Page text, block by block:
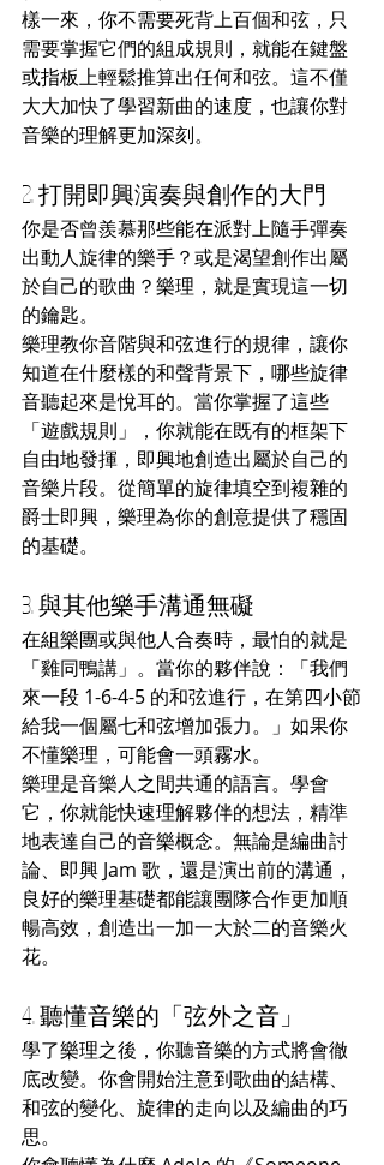
樣一來，你不需要死背上百個和弦，只
需要掌握它們的組成規則，就能在鍵盤
或指板上輕鬆推算出任何和弦。這不僅
大大加快了學習新曲的速度，也讓你對
音樂的理解更加深刻。
2. 打開即興演奏與創作的大門
你是否曾羨慕那些能在派對上隨手彈奏
出動人旋律的樂手？或是渴望創作出屬
於自己的歌曲？樂理，就是實現這一切
的鑰匙。
樂理教你音階與和弦進行的規律，讓你
知道在什麼樣的和聲背景下，哪些旋律
音聽起來是悅耳的。當你掌握了這些
「遊戲規則」，你就能在既有的框架下
自由地發揮，即興地創造出屬於自己的
音樂片段。從簡單的旋律填空到複雜的
爵士即興，樂理為你的創意提供了穩固
的基礎。
3. 與其他樂手溝通無礙
在組樂團或與他人合奏時，最怕的就是
「雞同鴨講」。當你的夥伴說：「我們
來一段 1-6-4-5 的和弦進行，在第四小節
給我一個屬七和弦增加張力。」如果你
不懂樂理，可能會一頭霧水。
樂理是音樂人之間共通的語言。學會
它，你就能快速理解夥伴的想法，精準
地表達自己的音樂概念。無論是編曲討
論、即興 Jam 歌，還是演出前的溝通，
良好的樂理基礎都能讓團隊合作更加順
暢高效，創造出一加一大於二的音樂火
花。
4. 聽懂音樂的「弦外之音」
學了樂理之後，你聽音樂的方式將會徹
底改變。你會開始注意到歌曲的結構、
和弦的變化、旋律的走向以及編曲的巧
思。